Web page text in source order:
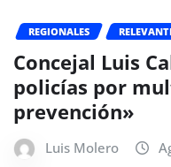
REGIONALES
Concejal Luis
policías por
prevención»
Luis Molero